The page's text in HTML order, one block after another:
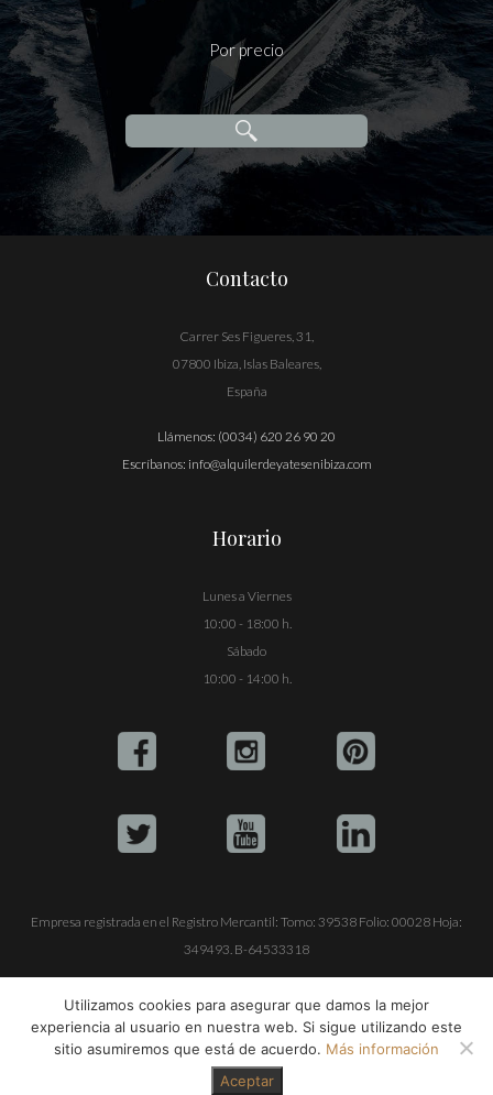
Por precio
Contacto
Carrer Ses Figueres, 31,
07800 Ibiza, Islas Baleares,
España
Llámenos: (0034) 620 26 90 20
Escríbanos: info@alquilerdeyatesenibiza.com
Horario
Lunes a Viernes
10:00 - 18:00 h.
Sábado
10:00 - 14:00 h.
Empresa registrada en el Registro Mercantil: Tomo: 39538 Folio: 00028 Hoja:
349493. B-64533318
ALQUILER DE YATES EN IBIZA S.L.
Utilizamos cookies para asegurar que damos la mejor
experiencia al usuario en nuestra web. Si sigue utilizando este
sitio asumiremos que está de acuerdo. Más información
Aceptar